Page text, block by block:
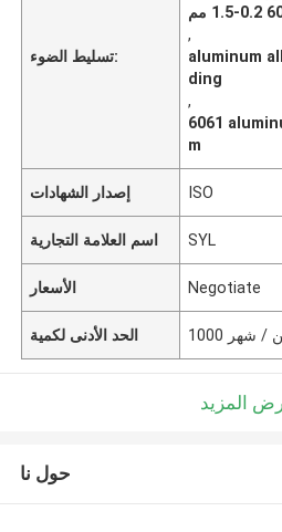
تسليط الضوء:
,
aluminum
ding
,
6061
m
إصدار الشهادات ISO
اسم العلامة التجارية SYL
الأسعار Negotiate
الحد الأدنى لكمية طن / شهر
المزيد
حول نا